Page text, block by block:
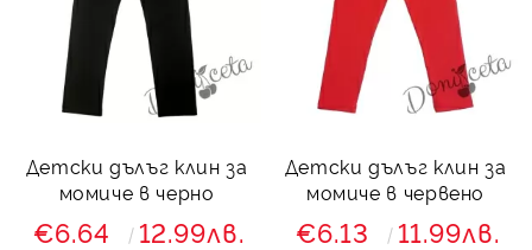
Детски дълъг клин за
момиче в черно
€6.64 12.99лв.
Детски дълъг клин за
момиче в червено
€6.13 11.99лв.